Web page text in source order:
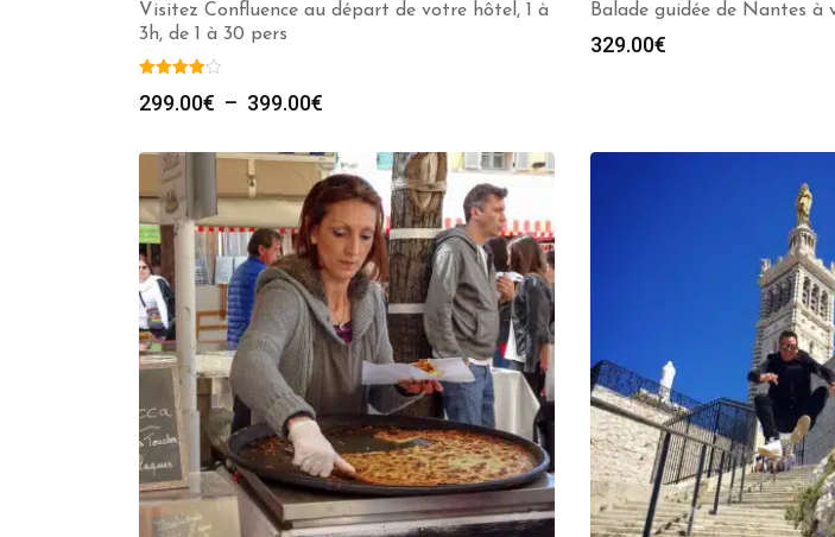
Visitez Confluence au départ de votre hôtel, 1 à
3h, de 1 à 30 pers
299.00€ – 399.00€
prix :
299.00€
à
399.00€
Balade guidée de Nantes à
329.00€